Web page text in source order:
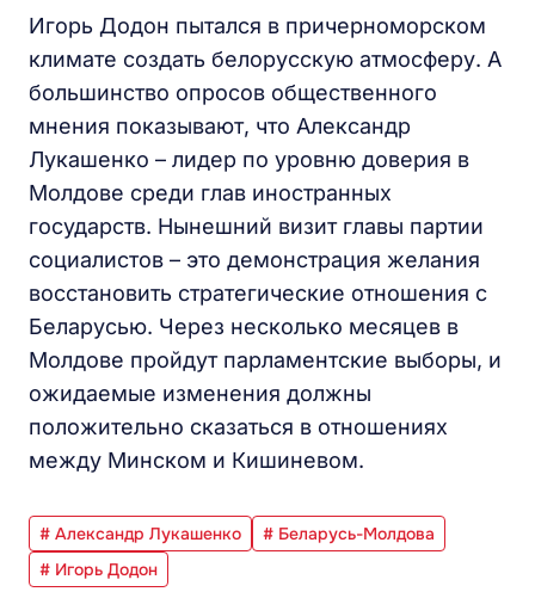
Игорь Додон пытался в причерноморском
климате создать белорусскую атмосферу. А
большинство опросов общественного
мнения показывают, что Александр
Лукашенко – лидер по уровню доверия в
Молдове среди глав иностранных
государств. Нынешний визит главы партии
социалистов – это демонстрация желания
восстановить стратегические отношения с
Беларусью. Через несколько месяцев в
Молдове пройдут парламентские выборы, и
ожидаемые изменения должны
положительно сказаться в отношениях
между Минском и Кишиневом.
# Александр Лукашенко
# Беларусь-Молдова
# Игорь Додон